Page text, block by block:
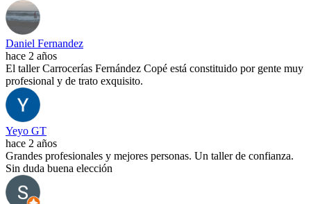
Daniel Fernandez
hace 2 años
El taller Carrocerías Fernández Copé está constituido por gente muy
profesional y de trato exquisito.
Yeyo GT
hace 2 años
Grandes profesionales y mejores personas. Un taller de confianza.
Sin duda buena elección